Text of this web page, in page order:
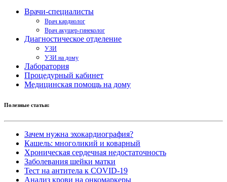
Врачи-специалисты
Врач кардиолог
Врач акушер-гинеколог
Диагностическое отделение
УЗИ
УЗИ на дому
Лаборатория
Процедурный кабинет
Медицинская помощь на дому
Полезные статьи:
Зачем нужна эхокардиография?
Кашель: многоликий и коварный
Хроническая сердечная недостаточность
Заболевания шейки матки
Тест на антитела к COVID-19
Анализ крови на онкомаркеры